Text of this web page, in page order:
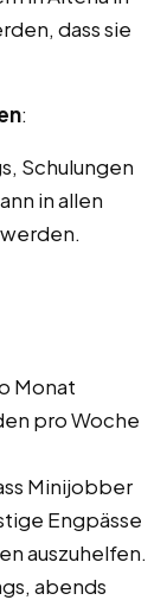
dass sie
:
Schulungen
in allen
Monat
pro Woche
Minijobber
Engpässe
auszuhelfen.
abends